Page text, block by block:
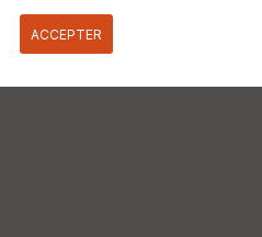
ACCEPTER